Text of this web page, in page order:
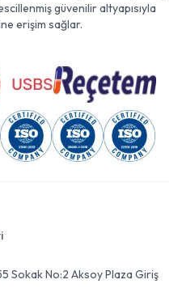
güvenilir altyapısıyla
erişim sağlar.
Sokak No:2 Aksoy Plaza Giriş